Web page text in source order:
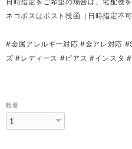
ネコポスはポスト投函（日時指定不
#金属アレルギー対応 #金アレ対応
ズ #レディース #ピアス #インスタ
数量